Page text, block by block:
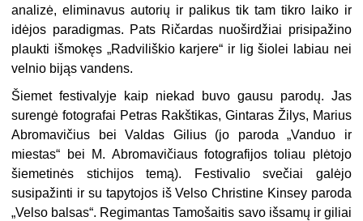
analizė, eliminavus autorių ir palikus tik tam tikro laiko ir
idėjos paradigmas. Pats Ričardas nuoširdžiai prisipažino
plaukti išmokęs „Radviliškio karjere“ ir lig šiolei la­biau nei
velnio bijąs vandens.
Šiemet festivalyje kaip niekad buvo gausu parodų. Jas
surengė fotografai Petras Rakštikas, Gintaras Žilys, Marius
Abroma­vičius bei Valdas Gilius (jo paroda „Vanduo ir
miestas“ bei M. Abromavičiaus fotografijos toliau plėtojo
šiemetinės stichijos temą). Festivalio svečiai galėjo
susipažinti ir su tapy­tojos iš Velso Christine Kinsey paroda
„Velso balsas“. Regimantas Tamošaitis savo išsamų ir giliai